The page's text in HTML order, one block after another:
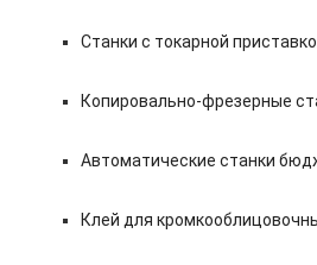
Станки с токарной
Копировально-фрезерные
Автоматические станки
Клей для